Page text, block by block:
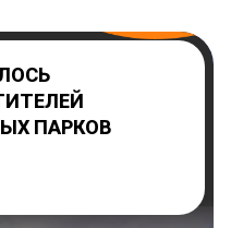
ПАРКОВ